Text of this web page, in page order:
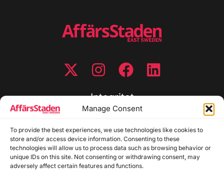
Manage Consent
To provide the best experiences, we use technologies like cookies to
store and/or access device information. Consenting to these
technologies will allow us to process data such as browsing behavior or
unique IDs on this site. Not consenting or withdrawing consent, may
adversely affect certain features and functions.
Integritet
Cookiepolicy
Disclaimer
Redaktionell policy
Utgivarinformation